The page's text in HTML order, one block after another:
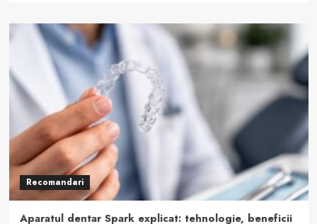
Recomandari
Aparatul dentar Spark explicat: tehnologie, beneficii